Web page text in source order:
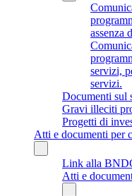
assenza
servizi,
servizi.
Documenti sul
Gravi illeciti
Progetti di
Atti e documenti per
Link alla
Atti e